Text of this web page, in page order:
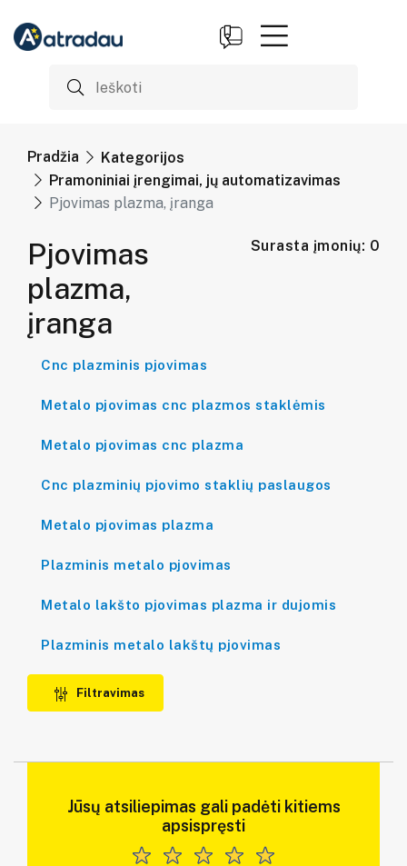
Pradžia
Kategorijos
Pramoniniai įrengimai, jų automatizavimas
Pjovimas plazma, įranga
Pjovimas
plazma,
įranga
Surasta įmonių: 0
Cnc plazminis pjovimas
Metalo pjovimas cnc plazmos staklėmis
Metalo pjovimas cnc plazma
Cnc plazminių pjovimo staklių paslaugos
Metalo pjovimas plazma
Plazminis metalo pjovimas
Metalo lakšto pjovimas plazma ir dujomis
Plazminis metalo lakštų pjovimas
Filtravimas
Jūsų atsiliepimas gali padėti kitiems
apsispręsti